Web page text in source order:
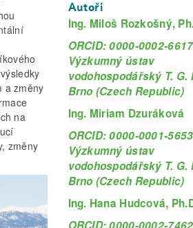
a změny
na
změny
Autoři
Ing. Miloš Rozkošný,
ORCID: 0000-0002-
Výzkumný ústav
vodohospodářský T. G.
Brno (Czech Republic)
Ing. Miriam Dzuráková
ORCID: 0000-0001-
Výzkumný ústav
vodohospodářský T. G.
Brno (Czech Republic)
Ing. Hana Hudcová,
ORCID: 0000-0002-